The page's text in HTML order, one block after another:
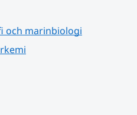
och marinbiologi